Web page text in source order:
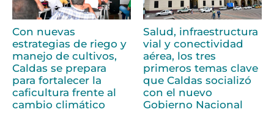
Con nuevas
estrategias de riego y
manejo de cultivos,
Caldas se prepara
para fortalecer la
caficultura frente al
cambio climático
Salud, infraestructura
vial y conectividad
aérea, los tres
primeros temas clave
que Caldas socializó
con el nuevo
Gobierno Nacional